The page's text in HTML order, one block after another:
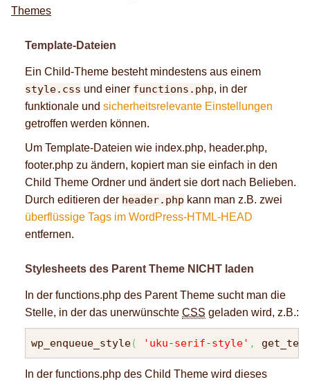
Themes
Template-Dateien
Ein Child-Theme besteht mindestens aus einem
style.css und einer functions.php, in der
funktionale und sicherheitsrelevante Einstellungen
getroffen werden können.
Um Template-Dateien wie index.php, header.php,
footer.php zu ändern, kopiert man sie einfach in den
Child Theme Ordner und ändert sie dort nach Belieben.
Durch editieren der header.php kann man z.B. zwei
überflüssige Tags im WordPress-HTML-HEAD
entfernen.
Stylesheets des Parent Theme NICHT laden
In der functions.php des Parent Theme sucht man die
Stelle, in der das unerwünschte CSS geladen wird, z.B.:
wp_enqueue_style( 'uku-serif-style' ,
In der functions.php des Child Theme wird dieses